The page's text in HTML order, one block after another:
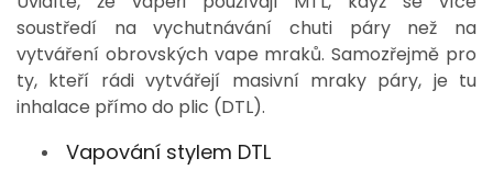
soustředí na vychutnávání chuti páry než na
vytváření obrovských vape mraků. Samozřejmě pro
ty, kteří rádi vytvářejí masivní mraky páry, je tu
inhalace přímo do plic (DTL).
Vapování stylem DTL